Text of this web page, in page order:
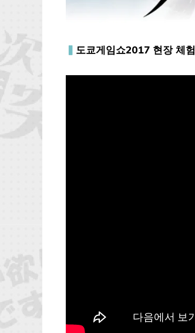
▍ 도쿄게임쇼2017 현장 체험